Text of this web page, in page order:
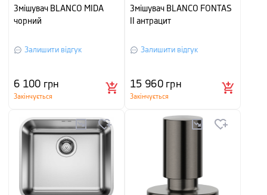
Змішувач BLANCO MIDA
чорний
Залишити відгук
6 100 грн
Закінчується
Змішувач BLANCO FONTAS
II антрацит
Залишити відгук
15 960грн
Закінчується